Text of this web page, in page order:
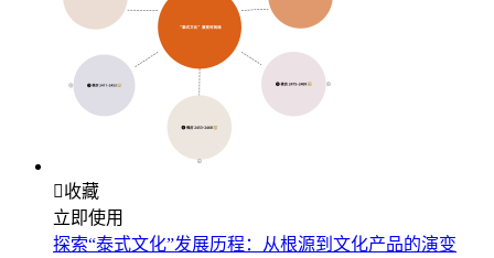
收藏
立即使用
探索“泰式文化”发展历程：从根源到文化产品的演变